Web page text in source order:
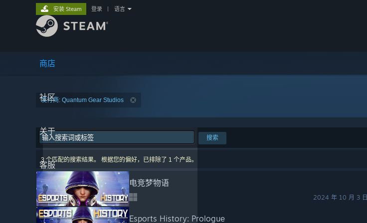
商店
社区
关于
客服
安装 Steam 登录 语言
发行商: Quantum Gear Studios
搜索
3 个匹配的搜索结果。 根据您的偏好，已排除了 1 个产品。
电竞梦物语
2024 年 10 月 3 日
Esports History: Prologue